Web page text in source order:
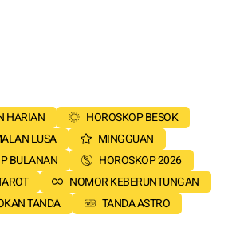
HARIAN
HOROSKOP BESOK
LUSA
MINGGUAN
BULANAN
HOROSKOP 2026
NOMOR KEBERUNTUNGAN
TANDA
TANDA ASTRO